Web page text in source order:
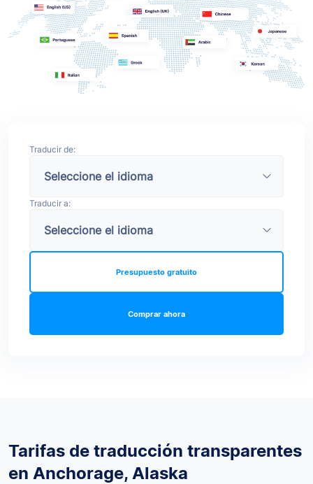
Traducir de:
Traducir a:
Comprar ahora
Presupuesto gratuito
Tarifas de traducción transparentes
en Anchorage, Alaska